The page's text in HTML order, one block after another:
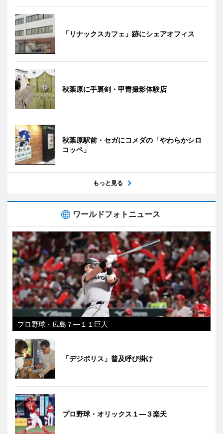
「リナックスカフェ」跡にシェアオフィス
秋葉原に手裏剣・甲冑撮影体験店
秋葉原駅前・セガにコメダの「やわらかシロ
コッペ」
もっと見る
ワールドフォトニュース
プロ野球・広島７―１１巨人
「デジポリス」普及呼び掛け
プロ野球・オリックス１―３楽天